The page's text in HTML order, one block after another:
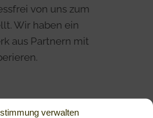
verwalten
von uns zum
Wir haben ein
aus Partnern mit